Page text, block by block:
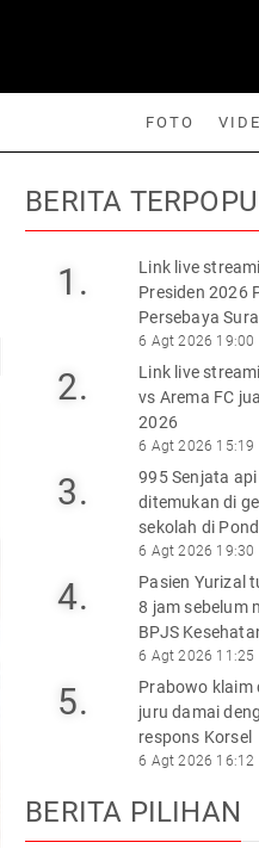
FOTO
BERITA
1.
Link live
Presiden 2026
Persebaya
6 Agt 2026 19:00
2.
Link live
vs Arema FC
2026
6 Agt 2026 15:19
3.
995 Senjata
ditemukan di
sekolah di
6 Agt 2026 19:30
4.
Pasien Yurizal
8 jam sebelum
BPJS
6 Agt 2026 11:25
5.
Prabowo klaim
juru damai
respons Korsel
6 Agt 2026 16:12
BERITA PILIHAN